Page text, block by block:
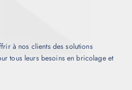
à nos clients des solutions
tous leurs besoins en bricolage et